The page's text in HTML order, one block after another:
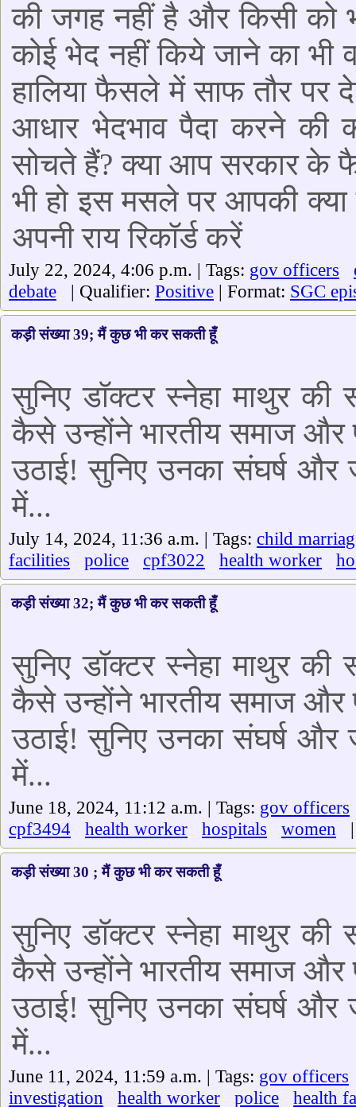
की जगह नहीं है और किसी को
कोई भेद नहीं किये जाने का भी
हालिया फैसले में साफ तौर पर
आधार भेदभाव पैदा करने की
सोचते हैं? क्या आप सरकार के
भी हो इस मसले पर आपकी
अपनी राय रिकॉर्ड करें
July 22, 2024, 4:06 p.m. | Tags: gov officers
debate | Qualifier: Positive | Format: SGC
कड़ी संख्या 39; मैं कुछ भी कर सकती हूँ
सुनिए डॉक्टर स्नेहा माथुर
कैसे उन्होंने भारतीय समाज और
उठाई! सुनिए उनका संघर्ष और
में...
July 14, 2024, 11:36 a.m. | Tags: child
facilities
police cpf3022 health worker
कड़ी संख्या 32; मैं कुछ भी कर सकती हूँ
सुनिए डॉक्टर स्नेहा माथुर
कैसे उन्होंने भारतीय समाज और
उठाई! सुनिए उनका संघर्ष और
में...
June 18, 2024, 11:12 a.m. | Tags: gov officers
cpf3494
health worker hospitals women |
कड़ी संख्या 30 ; मैं कुछ भी कर सकती हूँ
सुनिए डॉक्टर स्नेहा माथुर
कैसे उन्होंने भारतीय समाज और
उठाई! सुनिए उनका संघर्ष और
में...
June 11, 2024, 11:59 a.m. | Tags: gov officers
investigation
health worker police health